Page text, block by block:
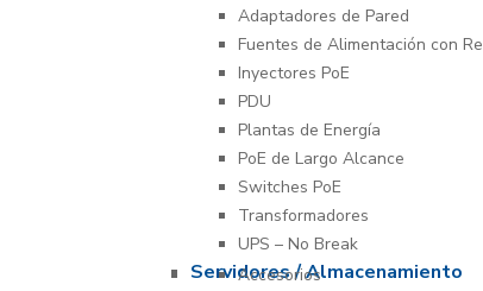
Adaptadores de Pared
Fuentes de Alimentación con
Inyectores PoE
PDU
Plantas de Energía
PoE de Largo Alcance
Switches PoE
Transformadores
UPS – No Break
Servidores / Almacenamiento
Accesorios